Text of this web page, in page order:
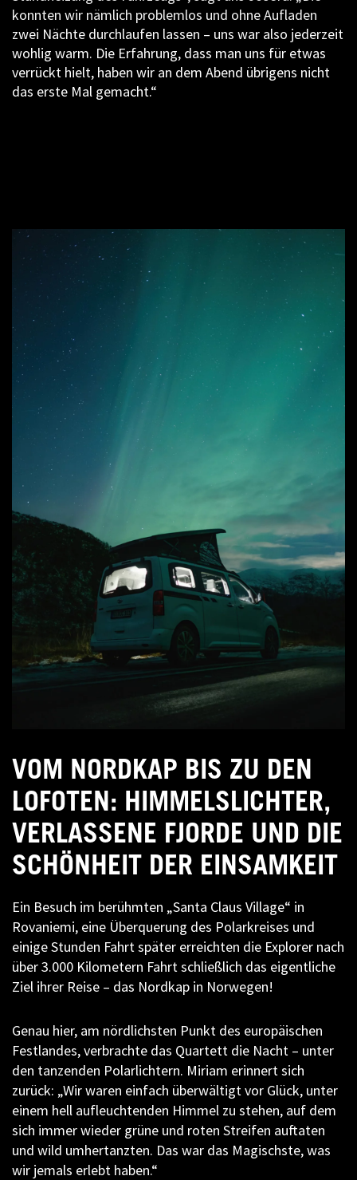
konnten wir nämlich problemlos und ohne Aufladen
zwei Nächte durchlaufen lassen – uns war also jederzeit
wohlig warm. Die Erfahrung, dass man uns für etwas
verrückt hielt, haben wir an dem Abend übrigens nicht
das erste Mal gemacht.“
VOM NORDKAP BIS ZU DEN
LOFOTEN: HIMMELSLICHTER,
VERLASSENE FJORDE UND DIE
SCHÖNHEIT DER EINSAMKEIT
Ein Besuch im berühmten „Santa Claus Village“ in
Rovaniemi, eine Überquerung des Polarkreises und
einige Stunden Fahrt später erreichten die Explorer nach
über 3.000 Kilometern Fahrt schließlich das eigentliche
Ziel ihrer Reise – das Nordkap in Norwegen!
Genau hier, am nördlichsten Punkt des europäischen
Festlandes, verbrachte das Quartett die Nacht – unter
den tanzenden Polarlichtern. Miriam erinnert sich
zurück: „Wir waren einfach überwältigt vor Glück, unter
einem hell aufleuchtenden Himmel zu stehen, auf dem
sich immer wieder grüne und roten Streifen auftaten
und wild umhertanzten. Das war das Magischste, was
wir jemals erlebt haben.“